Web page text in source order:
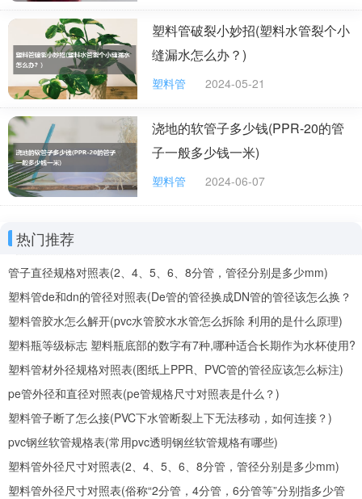
外径最小11cm，最大80cm，相对应内径最小10cm，最大70多
cm，长度一般都标准统一是6米
upvc给水管规格给水管管件规格有多少种
upvc给水管规格:φ20，φ25，φ32，φ40，φ50，，φ63，φ75，
φ90，φ110
upvc管件:正弯头，正三通，异径三通，正直接，异径直接，外丝直
接，内丝直接。内丝三通，活接头，快速接头，堵头，管帽，墙
卡。吊卡等等（各规格）。
塑料管破裂小妙招(塑料水管裂个小
缝漏水怎么办？)
塑料管 2024-05-21
浇地的软管子多少钱(PPR-20的管
子一般多少钱一米)
塑料管 2024-06-07
热门推荐
管子直径规格对照表(2、4、5、6、8分管，管径分别是多少mm)
塑料管de和dn的管径对照表(De管的管径换成DN管的管径该怎么换？
De、DN是什么意思？)
塑料管胶水怎么解开(pvc水管胶水水管怎么拆除 利用的是什么原理)
塑料瓶等级标志 塑料瓶底部的数字有7种,哪种适合长期作为水杯使用?
塑料管材外径规格对照表(图纸上PPR、PVC管的管径应该怎么标注)
pe管外径和直径对照表(pe管规格尺寸对照表是什么？)
塑料管子断了怎么接(PVC下水管断裂上下无法移动，如何连接？)
pvc钢丝软管规格表(常用pvc透明钢丝软管规格有哪些)
塑料管外径尺寸对照表(2、4、5、6、8分管，管径分别是多少mm)
塑料管外径尺寸对照表(俗称“2分管，4分管，6分管等”分别指多少管